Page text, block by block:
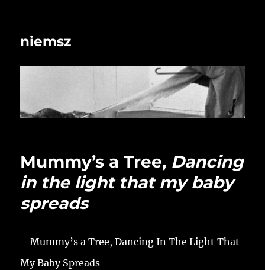
niemsz
Mummy’s a Tree, Dancing
in the light that my baby
spreads
Mummy’s a Tree,Dancing In The Light That
My Baby Spreads